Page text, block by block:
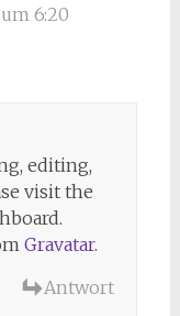
6:20
editing,
visit the
Gravatar.
Antwort